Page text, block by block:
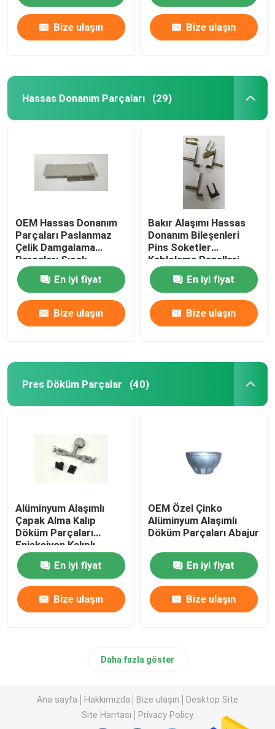
Bize ulaşın Bize ulaşın
Hassas Donanım Parçaları (29)
OEM Hassas Donanım
Parçaları Paslanmaz
Çelik Damgalama
Parçaları Sıcak
Galvanizli
En iyi fiyat
Bize ulaşın
Bakır Alaşımı Hassas
Donanım Bileşenleri
Pins Soketler
Kablolama Panelleri
En iyi fiyat
Bize ulaşın
Pres Döküm Parçalar (40)
Alüminyum Alaşımlı
Çapak Alma Kalıp
Döküm Parçaları
Enjeksiyon Kalıplı
Parçalar
En iyi fiyat
Bize ulaşın
OEM Özel Çinko
Alüminyum Alaşımlı
Döküm Parçaları Abajur
En iyi fiyat
Bize ulaşın
Daha fazla göster
Ana sayfa Hakkımızda Bize ulaşın
Desktop Site
Site Haritası
Privacy Policy